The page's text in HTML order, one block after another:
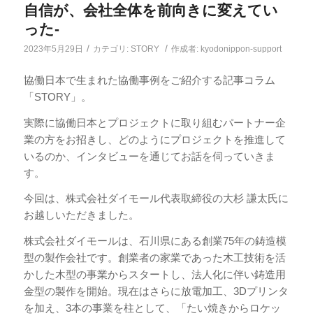
自信が、会社全体を前向きに変えてい
った-
2023年5月29日 / カテゴリ: STORY / 作成者: kyodonippon-support
協働日本で生まれた協働事例をご紹介する記事コラム
「STORY」。
実際に協働日本とプロジェクトに取り組むパートナー企
業の方をお招きし、どのようにプロジェクトを推進して
いるのか、インタビューを通じてお話を伺っていきま
す。
今回は、株式会社ダイモール代表取締役の大杉 謙太氏に
お越しいただきました。
株式会社ダイモールは、石川県にある創業75年の鋳造模
型の製作会社です。創業者の家業であった木工技術を活
かした木型の事業からスタートし、法人化に伴い鋳造用
金型の製作を開始。現在はさらに放電加工、3Dプリンタ
を加え、3本の事業を柱として、「たい焼きからロケッ